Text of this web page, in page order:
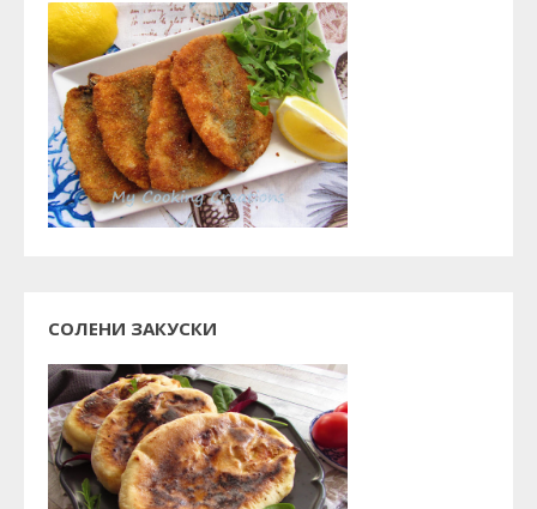
СОЛЕНИ ЗАКУСКИ